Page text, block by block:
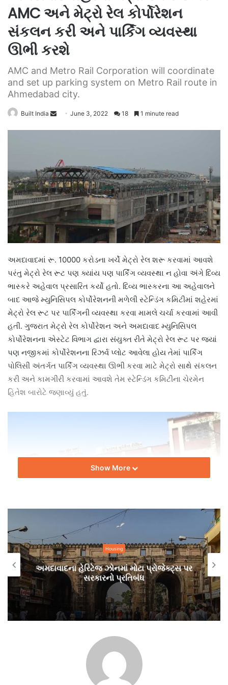
AMC અને મેટ્રો રેલ કોર્પોરેશન
સંકલન કરી અને પાર્કિંગ વ્યવસ્થા
ઊભી કરશે
AMC and Metro Rail Corporation will coordinate
and set up parking system on Metro Rail route in
Ahmedabad city.
Built India
SendJune 3, 2022 18 1 minute read
અમદાવાદમાં રૂ. 10000 કરોડના ખર્ચે મેટ્રો રેલ શરૂ કરવામાં આવશે
પરંતુ મેટ્રો રેલ રૂટ પણ ક્યાંય પણ પાર્કિંગ વ્યવસ્થા ન હોવા અંગે દિવ્ય
ભાસ્કરે અહેવાલ પ્રસારિત કર્યો હતો. દિવ્ય ભાસ્કરના આ અહેવાલને
બાદ આજે મ્યુનિસિપલ કોર્પોરેશનની મળેલી સ્ટેન્ડિંગ કમિટીમાં શહેરમાં
મેટ્રો રેલ રૂટ પર પાર્કિંગની વ્યવસ્થા કરવા મામલે ચર્ચા કરવામાં આવી
હતી. ગુજરાત મેટ્રો રેલ કોર્પોરેશન અને અમદાવાદ મ્યુનિસિપલ
કોર્પોરેશનના એસ્ટેટ વિભાગ દ્વારા સંયુક્ત રીતે મેટ્રો રેલ રૂટ પર જ્યાં
પણ નજીકમાં કોર્પોરેશનના રિઝર્વ પ્લોટ આવેલા હોય તેમાં પાર્કિગ
પોલિસી અંતર્ગત પાર્કિંગ વ્યવસ્થા ઊભી કરવા માટે મેટ્રો સાથે સંકલન
કરી અને કામગીરી કરવામાં આવશે તેમ સ્ટેન્ડિંગ કમિટીના ચેરમેન
હિતેશ બારોટે જણાવ્યું હતું.
ફૂટપાથ પર સૂતા લોકો માટે આશ્રયગૃહની વ્યવસ્થા કરાશે
વધુમાં તેમણે જણાવ્યું હતું કે શહેરમાં ફૂટપાથ પર લોકો રહે છે. તેઓનું
જીવન ધોરણ ઉંચુ આવે અને તેઓને સુવા માટેની જગ્યા મળી રહે તેના
માટે આશ્રય ગૃહમાં વ્યવસ્થા કરવા માટેની પણ આજે ચર્ચા કરવામાં
આવી હતી. રાત્રિના સમય દરમિયાન શહેરમાં ફૂટપાથ પર કે રોડ પર જે
વ્યવસ્થા કરવા માટે પણ ચર્ચા કરવામાં આવી હતી. કોર્પોરેશન અને
એનજીઓ સંસ્થા સાથે મળી અને આ માટે કામગીરી કરશે. જે લોકો
આ રીતે ફૂટપાથ પર રહે છે તે લોકો સારી રીતે જીવન જીવી શકે અને
Show More
Housing
અમદાવાદના હેરિટેજ ઝોનમાં મોટા પ્રોજેક્ટ્સ પર
સરકારનો પ્રતિબંધ